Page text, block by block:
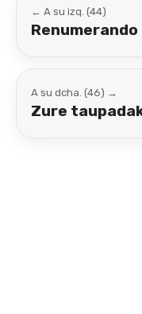
← A su izq. (44)
Renumerando
A su dcha. (46) →
Zure